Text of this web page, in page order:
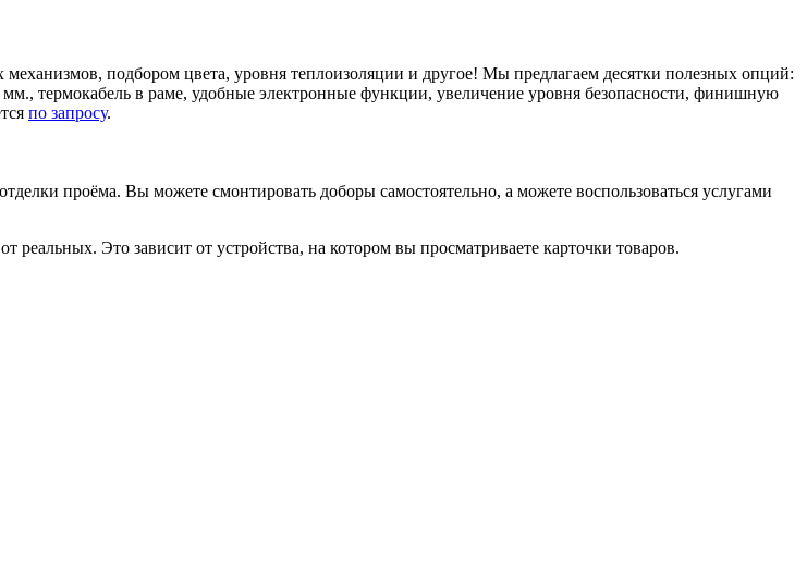
подбором цвета, уровня теплоизоляции и другое! Мы предлагаем десятки полезных опций:
термокабель в раме, удобные электронные функции, увеличение уровня безопасности, финишную
по запросу.
проёма. Вы можете смонтировать доборы самостоятельно, а можете воспользоваться услугами
Это зависит от устройства, на котором вы просматриваете карточки товаров.